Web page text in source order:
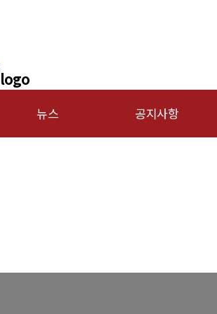
뉴스
포토 갤러리
공지사항